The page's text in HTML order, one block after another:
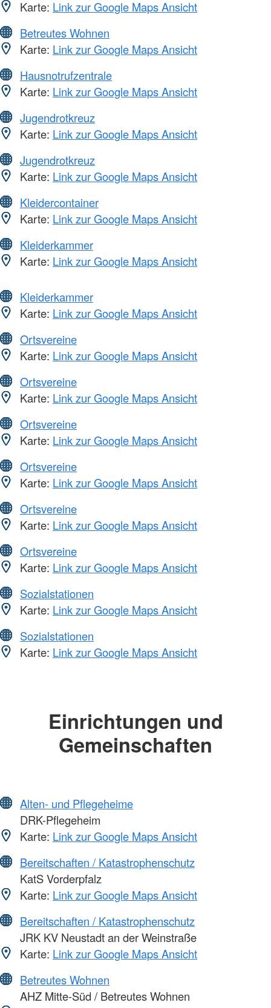
Karte: Link zur Google Maps Ansicht
Betreutes Wohnen
Karte: Link zur Google Maps Ansicht
Hausnotrufzentrale
Karte: Link zur Google Maps Ansicht
Jugendrotkreuz
Karte: Link zur Google Maps Ansicht
Jugendrotkreuz
Karte: Link zur Google Maps Ansicht
Kleidercontainer
Karte: Link zur Google Maps Ansicht
Kleiderkammer
Karte: Link zur Google Maps Ansicht
Kleiderkammer
Karte: Link zur Google Maps Ansicht
Ortsvereine
Karte: Link zur Google Maps Ansicht
Ortsvereine
Karte: Link zur Google Maps Ansicht
Ortsvereine
Karte: Link zur Google Maps Ansicht
Ortsvereine
Karte: Link zur Google Maps Ansicht
Ortsvereine
Karte: Link zur Google Maps Ansicht
Ortsvereine
Karte: Link zur Google Maps Ansicht
Sozialstationen
Karte: Link zur Google Maps Ansicht
Sozialstationen
Karte: Link zur Google Maps Ansicht
Einrichtungen und
Gemeinschaften
Alten- und Pflegeheime
DRK-Pflegeheim
Karte: Link zur Google Maps Ansicht
Bereitschaften / Katastrophenschutz
KatS Vorderpfalz
Karte: Link zur Google Maps Ansicht
Bereitschaften / Katastrophenschutz
JRK KV Neustadt an der Weinstraße
Karte: Link zur Google Maps Ansicht
Betreutes Wohnen
AHZ Mitte-Süd / Betreutes Wohnen